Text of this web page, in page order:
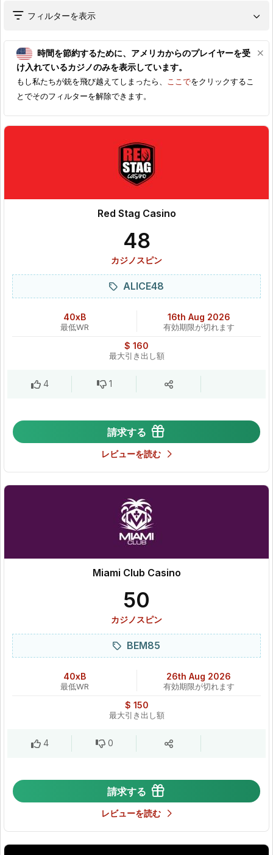
フィルターを表示
時間を節約するために、 アメリカからのプレイヤーを受
け入れているカジノのみを表示しています。
もし私たちが銃を飛び越えてしまったら、 ここでをクリックするこ
とでそのフィルターを解除できます。
Red Stag Casino
48
カジノスピン
ALICE48
40xB
最低WR
16th Aug 2026
有効期限が切れます
$ 160
最大引き出し額
4 1
請求する
レビューを読む
Miami Club Casino
50
カジノスピン
BEM85
40xB
最低WR
26th Aug 2026
有効期限が切れます
$ 150
最大引き出し額
4 0
請求する
レビューを読む